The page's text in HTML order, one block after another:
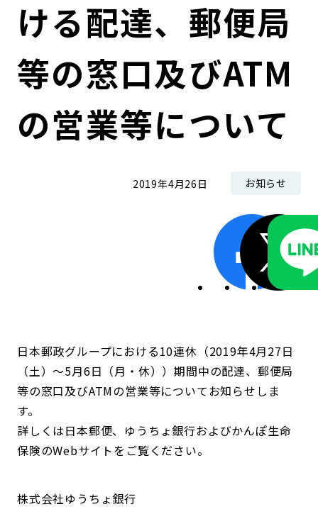
ESGデータ集
ける配達、郵便局
等の窓口及びATM
の営業等について
2019年4月26日 お知らせ
日本郵政グループにおける10連休（2019年4月27日
（土）～5月6日（月・休））期間中の配達、郵便局
等の窓口及びATMの営業等についてお知らせしま
す。
詳しくは日本郵便、ゆうちょ銀行およびかんぽ生命
保険のWebサイトをご覧ください。
株式会社ゆうちょ銀行